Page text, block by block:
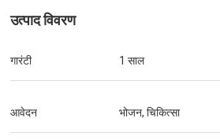
उत्पाद विवरण
गारंटी 1 साल
आवेदन भोजन, चिकित्सा